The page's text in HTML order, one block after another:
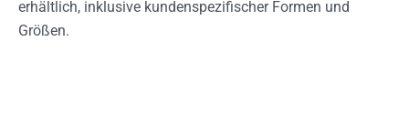
erhältlich, inklusive kundenspezifischer Formen und
Größen.